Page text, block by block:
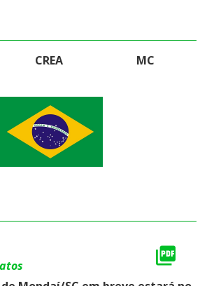
CREA MC